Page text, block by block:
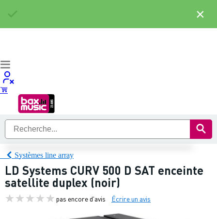
Systèmes line array
LD Systems CURV 500 D SAT enceinte
satellite duplex (noir)
pas encore d'avis Écrire un avis
×